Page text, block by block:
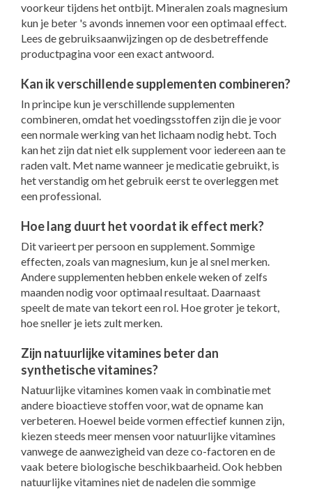
voorkeur tijdens het ontbijt. Mineralen zoals magnesium
kun je beter 's avonds innemen voor een optimaal effect.
Lees de gebruiksaanwijzingen op de desbetreffende
productpagina voor een exact antwoord.
Kan ik verschillende supplementen combineren?
In principe kun je verschillende supplementen
combineren, omdat het voedingsstoffen zijn die je voor
een normale werking van het lichaam nodig hebt. Toch
kan het zijn dat niet elk supplement voor iedereen aan te
raden valt. Met name wanneer je medicatie gebruikt, is
het verstandig om het gebruik eerst te overleggen met
een professional.
Hoe lang duurt het voordat ik effect merk?
Dit varieert per persoon en supplement. Sommige
effecten, zoals van magnesium, kun je al snel merken.
Andere supplementen hebben enkele weken of zelfs
maanden nodig voor optimaal resultaat. Daarnaast
speelt de mate van tekort een rol. Hoe groter je tekort,
hoe sneller je iets zult merken.
Zijn natuurlijke vitamines beter dan
synthetische vitamines?
Natuurlijke vitamines komen vaak in combinatie met
andere bioactieve stoffen voor, wat de opname kan
verbeteren. Hoewel beide vormen effectief kunnen zijn,
kiezen steeds meer mensen voor natuurlijke vitamines
vanwege de aanwezigheid van deze co-factoren en de
vaak betere biologische beschikbaarheid. Ook hebben
natuurlijke vitamines niet de nadelen die sommige